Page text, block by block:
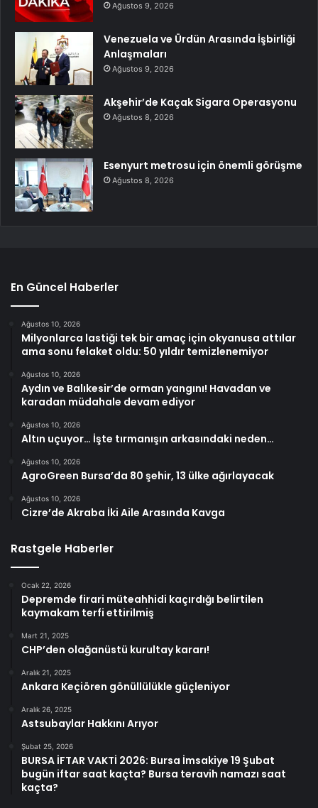
Ağustos 9, 2026
Venezuela ve Ürdün Arasında İşbirliği
Anlaşmaları
Ağustos 9, 2026
Akşehir’de Kaçak Sigara Operasyonu
Ağustos 8, 2026
Esenyurt metrosu için önemli görüşme
Ağustos 8, 2026
En Güncel Haberler
Ağustos 10, 2026
Milyonlarca lastiği tek bir amaç için okyanusa attılar
ama sonu felaket oldu: 50 yıldır temizlenemiyor
Ağustos 10, 2026
Aydın ve Balıkesir’de orman yangını! Havadan ve
karadan müdahale devam ediyor
Ağustos 10, 2026
Altın uçuyor… İşte tırmanışın arkasındaki neden…
Ağustos 10, 2026
AgroGreen Bursa’da 80 şehir, 13 ülke ağırlayacak
Ağustos 10, 2026
Cizre’de Akraba İki Aile Arasında Kavga
Rastgele Haberler
Ocak 22, 2026
Depremde firari müteahhidi kaçırdığı belirtilen
kaymakam terfi ettirilmiş
Mart 21, 2025
CHP’den olağanüstü kurultay kararı!
Aralık 21, 2025
Ankara Keçiören gönüllülükle güçleniyor
Aralık 26, 2025
Astsubaylar Hakkını Arıyor
Şubat 25, 2026
BURSA İFTAR VAKTİ 2026: Bursa İmsakiye 19 Şubat
bugün iftar saat kaçta? Bursa teravih namazı saat
kaçta?